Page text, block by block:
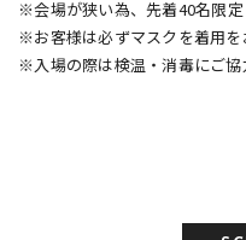
※会場が狭い為、先着40名限定
※お客様は必ずマスクを着用を
※入場の際は検温・消毒にご協